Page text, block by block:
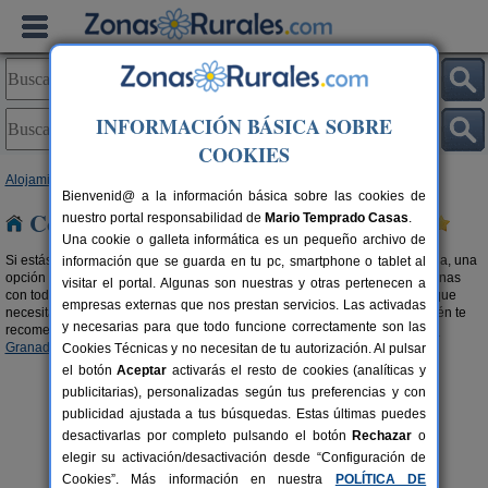
Alojamientos
Complejos Rurales en Granada
Si estás pensando en realizar una escapada de turismo rural en toda regla, una
opción a tener muy en cuenta son loscomplejos rurales en Granada . Zonas
con todos los servicios, bien comunicadas y con todas las comodidades que
necesitas para que tu experiencia rural sea positiva y satisfactoria. También te
recomendamos buscar en nuestra selección de Apartamentos Rurales en
Granada
INFORMACIÓN BÁSICA SOBRE
COOKIES
Bienvenid@ a la información básica sobre las cookies de
nuestro portal responsabilidad de Mario Temprado Casas.
Una cookie o galleta informática es un pequeño archivo de
información que se guarda en tu pc, smartphone o tablet al
visitar el portal. Algunas son nuestras y otras pertenecen a
empresas externas que nos prestan servicios. Las activadas
y necesarias para que todo funcione correctamente son las
Cookies Técnicas y no necesitan de tu autorización. Al pulsar
el botónAceptar activarás el resto de cookies (analíticas y
publicitarias), personalizadas según tus preferencias y con
publicidad ajustada a tus búsquedas. Estas últimas puedes
desactivarlas por completo pulsando el botón Rechazar o
elegir su activación/desactivación desde “Configuración de
Cookies”. Más información en nuestra
POLÍTICA DE